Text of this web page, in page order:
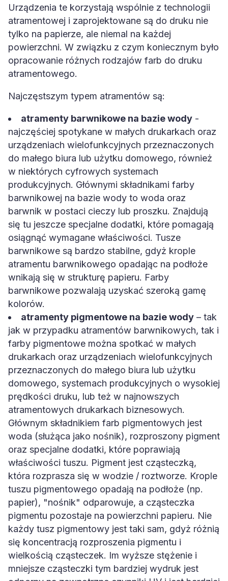
Urządzenia te korzystają wspólnie z technologii
atramentowej i zaprojektowane są do druku nie
tylko na papierze, ale niemal na każdej
powierzchni. W związku z czym koniecznym było
opracowanie różnych rodzajów farb do druku
atramentowego.
Najczęstszym typem atramentów są:
atramenty barwnikowe na bazie wody -
najczęściej spotykane w małych drukarkach oraz
urządzeniach wielofunkcyjnych przeznaczonych
do małego biura lub użytku domowego, również
w niektórych cyfrowych systemach
produkcyjnych. Głównymi składnikami farby
barwnikowej na bazie wody to woda oraz
barwnik w postaci cieczy lub proszku. Znajdują
się tu jeszcze specjalne dodatki, które pomagają
osiągnąć wymagane właściwości. Tusze
barwnikowe są bardzo stabilne, gdyż krople
atramentu barwnikowego opadając na podłoże
wnikają się w strukturę papieru. Farby
barwnikowe pozwalają uzyskać szeroką gamę
kolorów.
atramenty pigmentowe na bazie wody – tak
jak w przypadku atramentów barwnikowych, tak i
farby pigmentowe można spotkać w małych
drukarkach oraz urządzeniach wielofunkcyjnych
przeznaczonych do małego biura lub użytku
domowego, systemach produkcyjnych o wysokiej
prędkości druku, lub też w najnowszych
atramentowych drukarkach biznesowych.
Głównym składnikiem farb pigmentowych jest
woda (służąca jako nośnik), rozproszony pigment
oraz specjalne dodatki, które poprawiają
właściwości tuszu. Pigment jest cząsteczką,
która rozprasza się w wodzie / roztworze. Krople
tuszu pigmentowego opadają na podłoże (np.
papier), "nośnik" odparowuje, a cząsteczka
pigmentu pozostaje na powierzchni papieru. Nie
każdy tusz pigmentowy jest taki sam, gdyż różnią
się koncentracją rozproszenia pigmentu i
wielkością cząsteczek. Im wyższe stężenie i
mniejsze cząsteczki tym bardziej wydruk jest